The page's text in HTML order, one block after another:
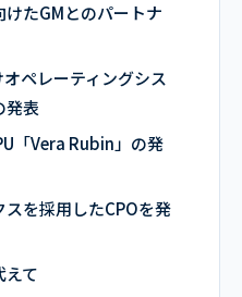
たGMとのパートナ
ペレーティングシス
発表
「Vera Rubin」の発
を採用したCPOを発
えて